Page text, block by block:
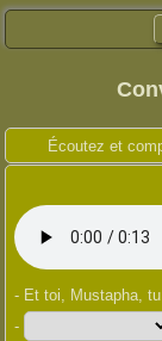
Écoutez et
- Et toi, Mustapha,
-